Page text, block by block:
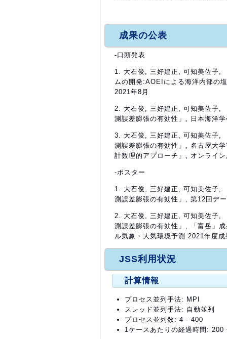
成果の公表
-口頭発表
1. 大石俊, 三好建正, 可知美佐子,
ムの開発:AOEIによる海洋内部の
2021年8月
2. 大石俊, 三好建正, 可知美佐子,
測誤差膨張の有効性」, 日本海洋
3. 大石俊, 三好建正, 可知美佐子,
測誤差膨張の有効性」, 名古屋大
計数理的アプローチ」, オンライ
-ポスター
1. 大石俊, 三好建正, 可知美佐子,
測誤差膨張の有効性」, 第12回デ
2. 大石俊, 三好建正, 可知美佐子,
測誤差膨張の有効性」, 「富岳」
ル気象・大気環境予測 2021年度
JSS利用状況
計算情報
プロセス並列手法: MPI
スレッド並列手法: 自動並列
プロセス並列数: 4 - 400
1ケースあたりの経過時間: 200